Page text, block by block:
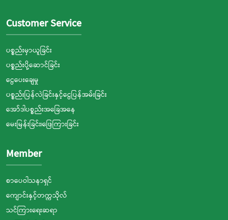
Customer Service
ပစ္စည်းမှာယူခြင်း
ပစ္စည်းပို့ဆောင်ခြင်း
ငွေပေးချေမှု
ပစ္စည်းပြန်လဲခြင်းနှင့်ငွေပြန်အမ်းခြင်း
အော်ဒါပစ္စည်းအခြေအနေ
မေးမြန်းခြင်း၊ဖြေကြားခြင်း
Member
စာပေဝါသနာရှင်
ကျောင်းနှင့်တက္ကသိုလ်
သင်ကြားရေးဆရာ